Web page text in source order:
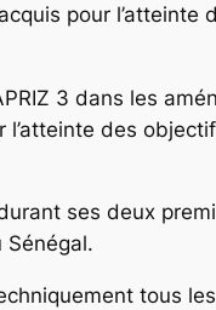
pour
3 dans les
des
ses deux
tous